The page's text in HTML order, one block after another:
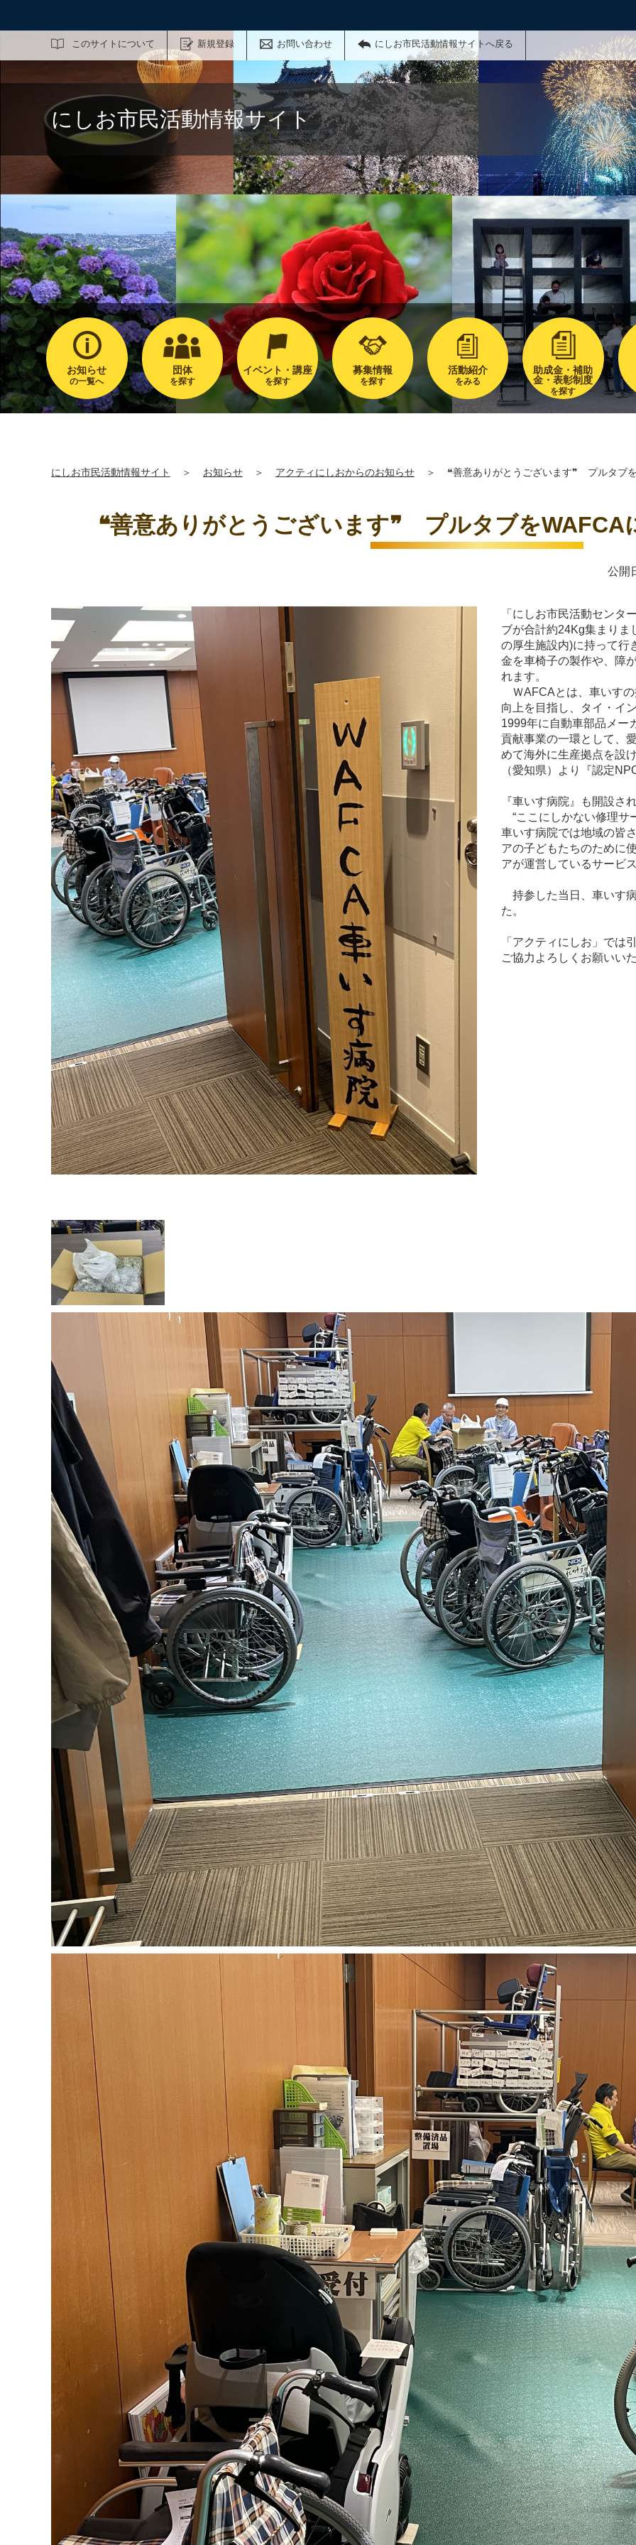
このサイトについて 新規登録 お問い合わせ にしお市民活動情報サイトへ戻る
サイト内検索
にしお市民活動情報サイト
お知らせ
の一覧へ
団体
を探す
イベント・講座
を探す
募集情報
を探す
活動紹介
をみる
助成金・補助
金・表彰制度
を探す
にしお市民活動情報サイト ＞ お知らせ ＞ アクティにしおからのお知らせ ＞ ❝善意ありがとうございます❞ プルタブを
❝善意ありがとうございます❞ プルタブをWAFCA
公開
「にしお市民活動センタ
ブが合計約24Kg集まりま
の厚生施設内)に持って行
金を車椅子の製作や、障
れます。
ＷAFCAとは、車いすの
向上を目指し、タイ・イ
1999年に自動車部品メー
貢献事業の一環として、
めて海外に生産拠点を設
（愛知県）より『認定
『車いす病院』も開設さ
“ここにしかない修理サ
車いす病院では地域の皆
アの子どもたちのために
アが運営しているサービス
持参した当日、車いす
た。
「アクティにしお」では
ご協力よろしくお願いい